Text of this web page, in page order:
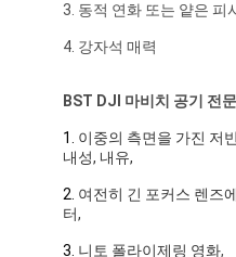
PRIVACY
POLICY
3. 동적 연화 또는 얕은 피
4. 강자석 매력
BST DJI 마비치 공기 전
1. 이중의 측면을 가진 저
내성, 내유,
2. 여전히 긴 포커스 렌즈
터,
3. 니토 폴라이제링 영화,